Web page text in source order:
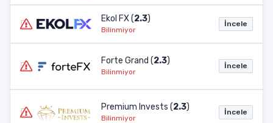
Ekol FX (2.3)
Bilinmiyor
İncele
Forte Grand (2.3)
Bilinmiyor
İncele
Premium Invests (2.3)
Bilinmiyor
İncele